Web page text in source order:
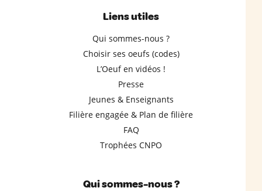
Liens utiles
Qui sommes-nous ?
Choisir ses oeufs (codes)
L’Oeuf en vidéos !
Presse
Jeunes & Enseignants
Filière engagée & Plan de filière
FAQ
Trophées CNPO
Qui sommes-nous ?